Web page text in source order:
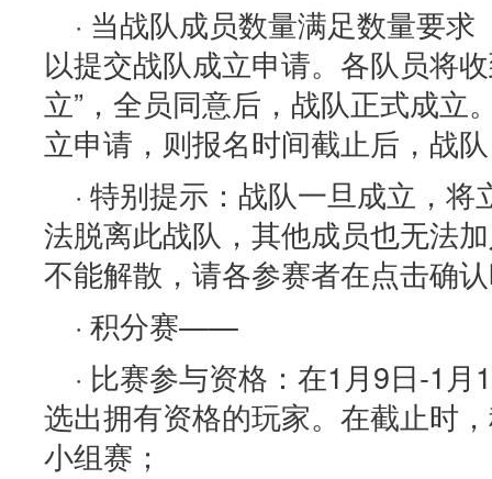
· 当战队成员数量满足数量要
以提交战队成立申请。各队员将
立”，全员同意后，战队正式成立
立申请，则报名时间截止后，战
· 特别提示：战队一旦成立，
法脱离此战队，其他成员也无法
不能解散，请各参赛者在点击确
· 积分赛——
· 比赛参与资格：在1月9日-1
选出拥有资格的玩家。在截止时
小组赛；